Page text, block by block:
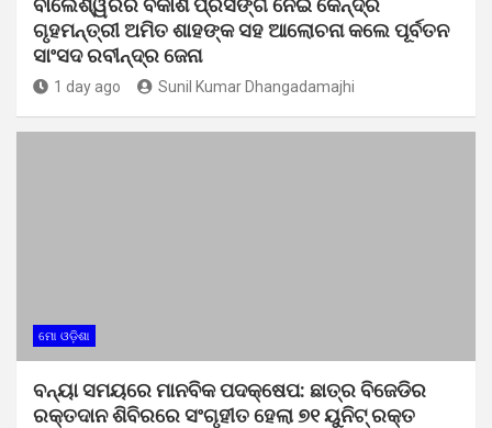
ଗୃହମନ୍ତ୍ରୀ ଅମିତ ଶାହଙ୍କ ସହ ଆଲୋଚନା କଲେ ପୂର୍ବତନ
ସାଂସଦ ରବୀନ୍ଦ୍ର ଜେନା
1 day ago Sunil Kumar Dhangadamajhi
ମୋ ଓଡ଼ିଶା
ବନ୍ୟା ସମୟରେ ମାନବିକ ପଦକ୍ଷେପ: ଛାତ୍ର ବିଜେଡିର
ରକ୍ତଦାନ ଶିବିରରେ ସଂଗୃହୀତ ହେଲା ୭୧ ୟୁନିଟ୍ ରକ୍ତ